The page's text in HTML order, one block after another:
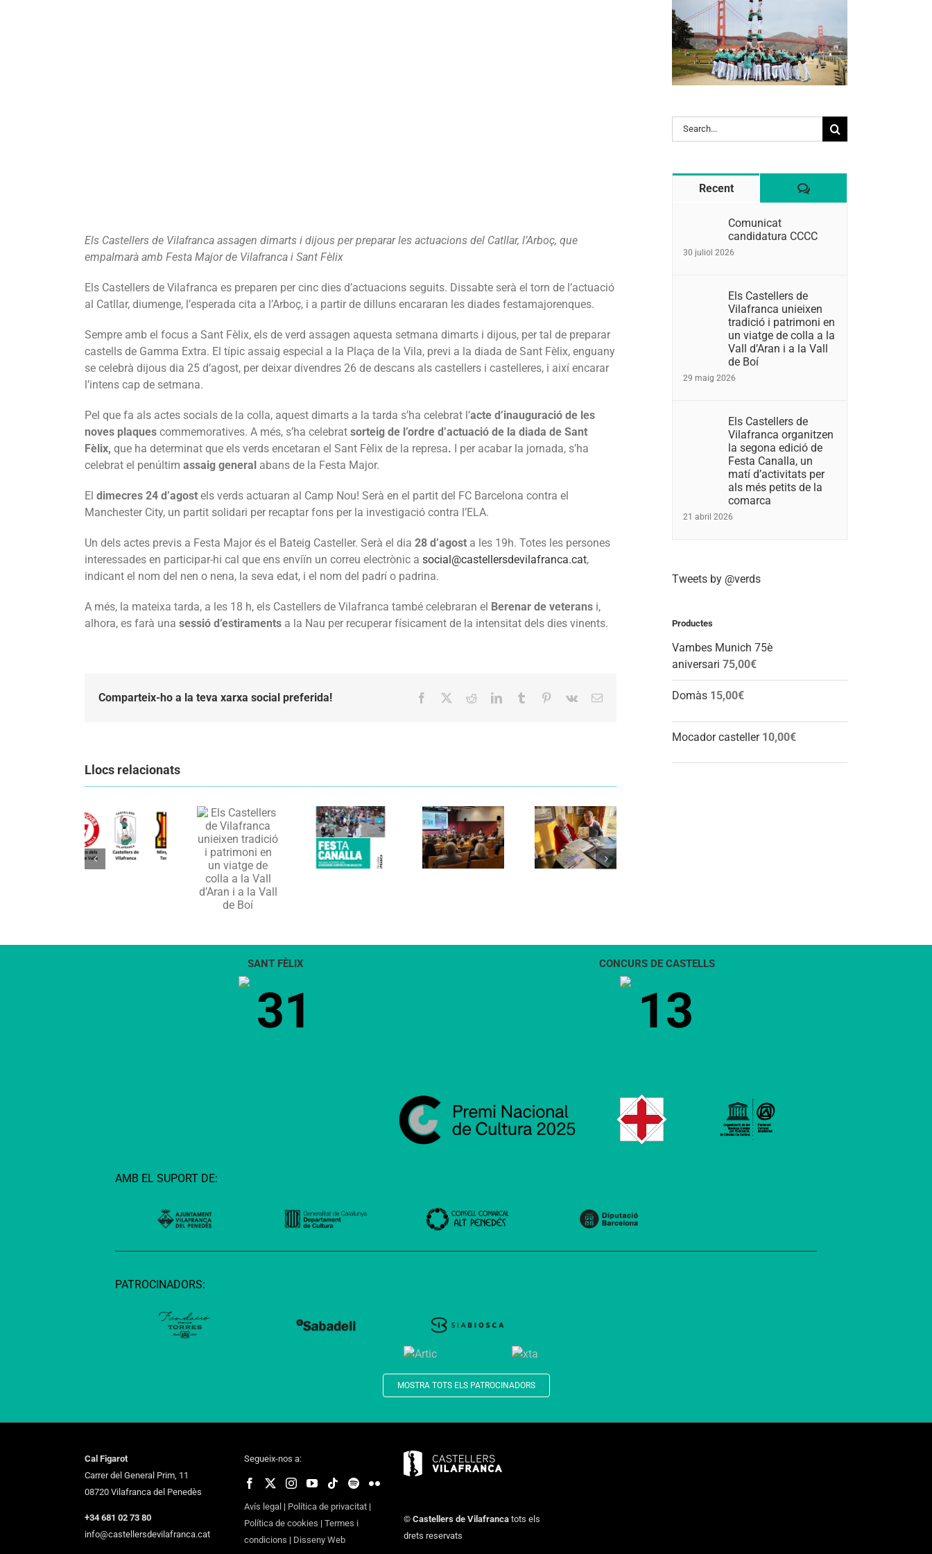
Els Castellers de Vilafranca assagen dimarts i dijous per preparar les actuacions del Catllar, l’Arboç, que
empalmarà amb Festa Major de Vilafranca i Sant Fèlix
Els Castellers de Vilafranca es preparen per cinc dies d’actuacions seguits. Dissabte serà el torn de l’actuació
al Catllar, diumenge, l’esperada cita a l’Arboç, i a partir de dilluns encararan les diades festamajorenques.
Sempre amb el focus a Sant Fèlix, els de verd assagen aquesta setmana dimarts i dijous, per tal de preparar
castells de Gamma Extra. El típic assaig especial a la Plaça de la Vila, previ a la diada de Sant Fèlix, enguany
se celebrà dijous dia 25 d’agost, per deixar divendres 26 de descans als castellers i castelleres, i així encarar
l’intens cap de setmana.
Pel que fa als actes socials de la colla, aquest dimarts a la tarda s’ha celebrat l’acte d’inauguració de les
noves plaques commemoratives. A més, s’ha celebrat sorteig de l’ordre d’actuació de la diada de Sant
Fèlix, que ha determinat que els verds encetaran el Sant Fèlix de la represa. I per acabar la jornada, s’ha
celebrat el penúltim assaig general abans de la Festa Major.
El dimecres 24 d’agost els verds actuaran al Camp Nou! Serà en el partit del FC Barcelona contra el
Manchester City, un partit solidari per recaptar fons per la investigació contra l’ELA.
Un dels actes previs a Festa Major és el Bateig Casteller. Serà el dia 28 d’agost a les 19h. Totes les persones
interessades en participar-hi cal que ens enviïn un correu electrònic a social@castellersdevilafranca.cat,
indicant el nom del nen o nena, la seva edat, i el nom del padrí o padrina.
A més, la mateixa tarda, a les 18 h, els Castellers de Vilafranca també celebraran el Berenar de veterans i,
alhora, es farà una sessió d’estiraments a la Nau per recuperar físicament de la intensitat dels dies vinents.
Comparteix-ho a la teva xarxa social preferida! Facebook RedditLinkedInTumblr Pinterest
Vk Email:
Llocs relacionats
Castellers
de
Vilafranca
unieixen
tradició i
Castellers
Vilafranca
organitzen
la segona
edició de
Festa
Canalla, un
matí
d’activitats
per als més
petits de la
Cal Figarot
lidera el
primer
d’energia
comunitària
Els Verds
presenten el
llibre
“Petita
història
dels
Search
for:
Recent Comentaris
Comunicat
candidatura CCCC
30 juliol 2026
Els Castellers de
Vilafranca unieixen
tradició i patrimoni en
un viatge de colla a la
Vall d’Aran i a la Vall
de Boí
29 maig 2026
Els Castellers de
Vilafranca organitzen
la segona edició de
Festa Canalla, un
matí d’activitats per
als més petits de la
comarca
21 abril 2026
Tweets by @verds
Productes
Vambes Munich 75è
aniversari 75,00€
Domàs 15,00€
Mocador casteller 10,00€
SANT FÈLIX
31
CONCURS DE CASTELLS
13
AMB EL SUPORT DE:
PATROCINADORS:
MOSTRA TOTS ELS PATROCINADORS
Cal Figarot
Carrer del General Prim, 11
08720 Vilafranca del Penedès
+34 681 02 73 80
info@castellersdevilafranca.cat
Segueix-nos a:
Avís legal | Política de privacitat |
Política de cookies | Termes i
condicions | Disseny Web
© Castellers de Vilafranca tots els
drets reservats